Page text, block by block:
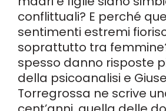
conflittuali? E perché
sentimenti estremi
soprattutto tra
spesso danno risposte
della psicoanalisi e
Torregrossa ne scrive